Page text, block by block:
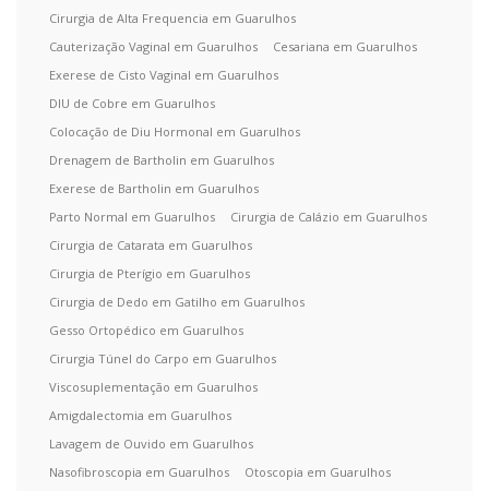
Cirurgia de Alta Frequencia em Guarulhos
Cauterização Vaginal em Guarulhos
Cesariana em Guarulhos
Exerese de Cisto Vaginal em Guarulhos
DIU de Cobre em Guarulhos
Colocação de Diu Hormonal em Guarulhos
Drenagem de Bartholin em Guarulhos
Exerese de Bartholin em Guarulhos
Parto Normal em Guarulhos
Cirurgia de Calázio em Guarulhos
Cirurgia de Catarata em Guarulhos
Cirurgia de Pterígio em Guarulhos
Cirurgia de Dedo em Gatilho em Guarulhos
Gesso Ortopédico em Guarulhos
Cirurgia Túnel do Carpo em Guarulhos
Viscosuplementação em Guarulhos
Amigdalectomia em Guarulhos
Lavagem de Ouvido em Guarulhos
Nasofibroscopia em Guarulhos
Otoscopia em Guarulhos